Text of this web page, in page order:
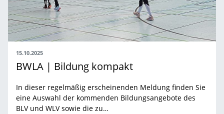
15.10.2025
BWLA | Bildung kompakt
In dieser regelmäßig erscheinenden Meldung finden Sie
eine Auswahl der kommenden Bildungsangebote des
BLV und WLV sowie die zu…